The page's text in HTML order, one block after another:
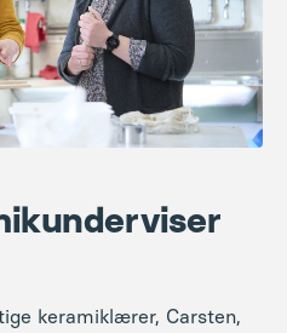
keramiklærer, Carsten,